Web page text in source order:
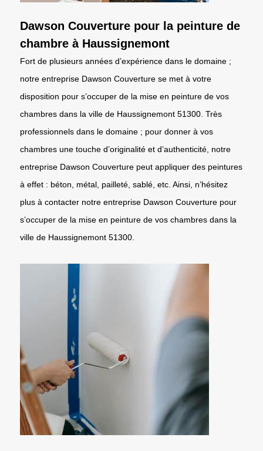
Dawson Couverture pour la peinture de
chambre à Haussignemont
Fort de plusieurs années d’expérience dans le domaine ;
notre entreprise Dawson Couverture se met à votre
disposition pour s’occuper de la mise en peinture de vos
chambres dans la ville de Haussignemont 51300. Très
professionnels dans le domaine ; pour donner à vos
chambres une touche d’originalité et d’authenticité, notre
entreprise Dawson Couverture peut appliquer des peintures
à effet : béton, métal, pailleté, sablé, etc. Ainsi, n’hésitez
plus à contacter notre entreprise Dawson Couverture pour
s’occuper de la mise en peinture de vos chambres dans la
ville de Haussignemont 51300.